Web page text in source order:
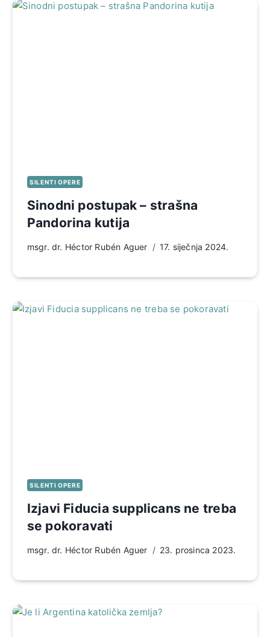
SILENTI OPERE
Sinodni postupak – strašna
Pandorina kutija
msgr. dr. Héctor Rubén Aguer 17. siječnja 2024.
SILENTI OPERE
Izjavi Fiducia supplicans ne treba
se pokoravati
msgr. dr. Héctor Rubén Aguer 23. prosinca 2023.